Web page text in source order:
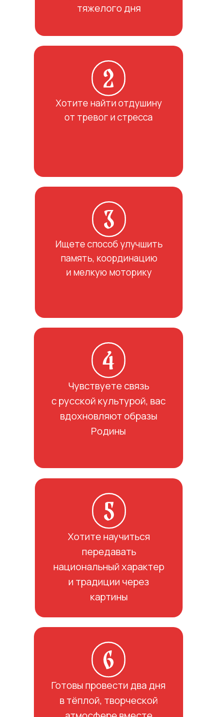
Хотите найти отдушину
от тревог и стресса
тяжелого дня
Чувствуете связь
с русской культурой, вас
вдохновляют образы
Родины
Хотите научиться
передавать
национальный характер
и традиции через
картины
Готовы провести два дня
в тёплой, творческой
Ищете способ улучшить
память, координацию
и мелкую моторику